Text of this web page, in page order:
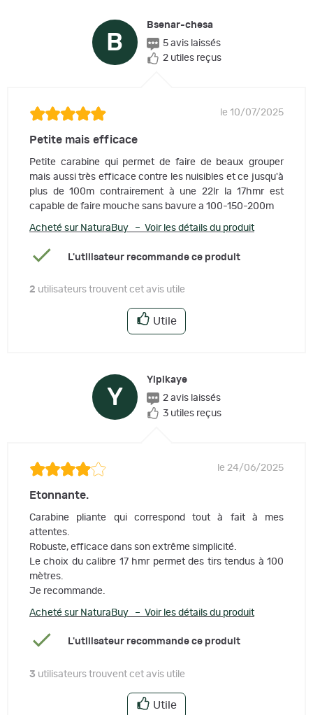
B
Bsenar-chesa
5 avis laissés
2 utiles reçus
le 10/07/2025
Petite mais efficace
Petite carabine qui permet de faire de beaux grouper
mais aussi très efficace contre les nuisibles et ce jusqu'à
plus de 100m contrairement à une 22lr la 17hmr est
capable de faire mouche sans bavure a 100-150-200m
Acheté sur NaturaBuy – Voir les détails du produit
L'utilisateur recommande ce produit
2 utilisateurs trouvent cet avis utile
Utile
Y
Yipikaye
2 avis laissés
3 utiles reçus
le 24/06/2025
Etonnante.
Carabine pliante qui correspond tout à fait à mes
attentes.
Robuste, efficace dans son extrême simplicité.
Le choix du calibre 17 hmr permet des tirs tendus à 100
mètres.
Je recommande.
Acheté sur NaturaBuy – Voir les détails du produit
L'utilisateur recommande ce produit
3 utilisateurs trouvent cet avis utile
Utile